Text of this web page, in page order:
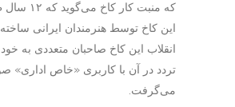
که منبت کار
این کاخ توسط هنرمندان ایرانی
انقلاب این کاخ صاحبان متعددی به
تردد در آن با کاربری «خاص اداری»
می‌گرفت.